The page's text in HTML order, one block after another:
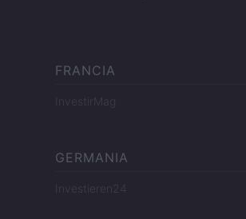
FRANCIA
InvestirMag
GERMANIA
Investieren24